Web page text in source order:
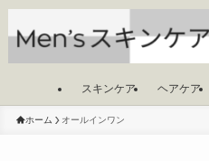
スキンケア ヘアケア
ホーム オールインワン